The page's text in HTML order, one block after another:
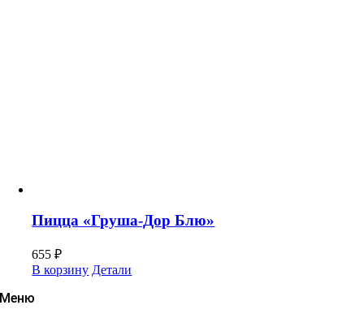
Пицца «Груша-Дор Блю»
655₽
В корзину Детали
Меню